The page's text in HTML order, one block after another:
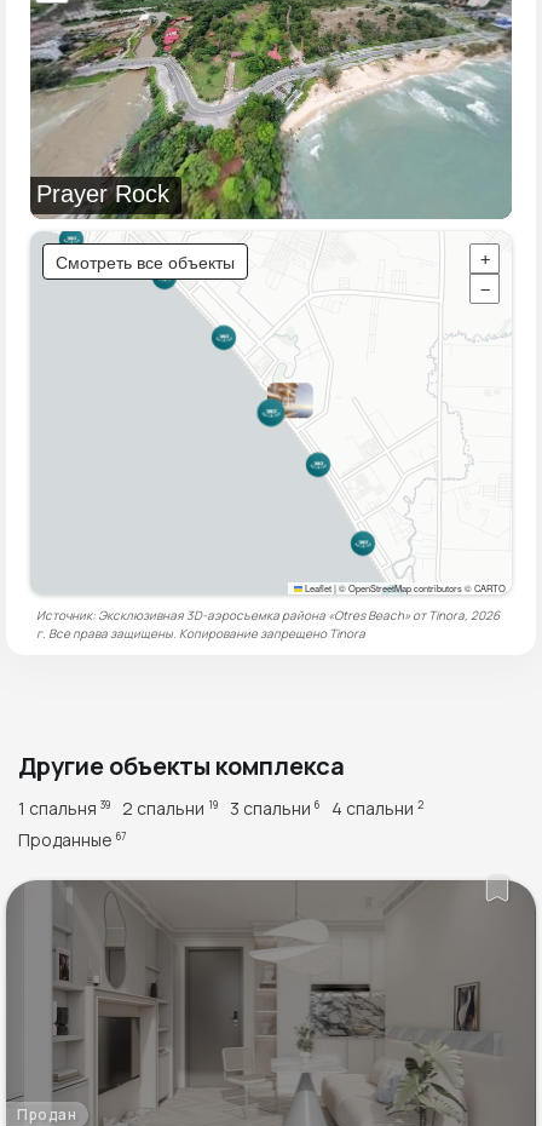
Prayer Rock
Смотреть все объекты
+
−
Leaflet|© OpenStreetMap contributors © CARTO
Источник: Эксклюзивная 3D-аэросъемка района «Otres Beach» от Tinora, 2026
г. Все права защищены. Копирование запрещено Tinora
Другие объекты комплекса
1 спальня 39 2 спальни 19 3 спальни 6 4 спальни 2
Проданные 67
Продан